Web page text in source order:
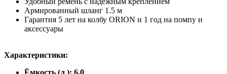
Армированный шланг 1.5 м
Гарантия 5 лет на колбу ORION и 1 год на помпу и
аксессуары
Характеристики:
Ёмкость (л ): 6,0